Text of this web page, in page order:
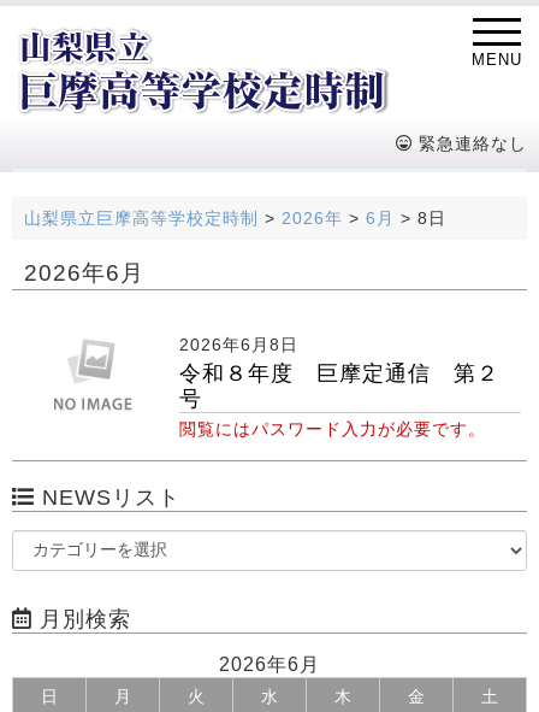
MENU
緊急連絡なし
山梨県立巨摩高等学校定時制 > 2026年 > 6月 > 8日
2026年6月
2026年6月8日
令和８年度 巨摩定通信 第２
号
閲覧にはパスワード入力が必要です。
NEWSリスト
月別検索
2026年6月
日 月 火 水 木 金 土